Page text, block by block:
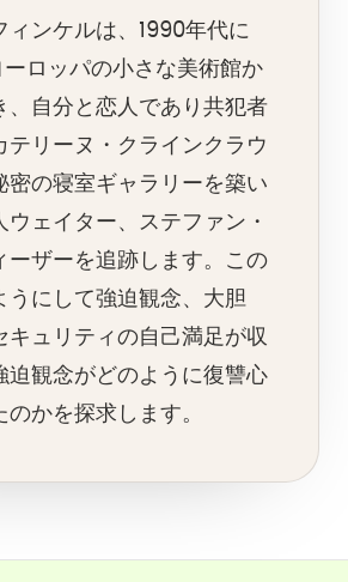
ィンケルは、1990年代に
ロッパの小さな美術館か
、自分と恋人であり共犯者
テリーヌ・クラインクラウ
密の寝室ギャラリーを築い
ウェイター、ステファン・
ーザーを追跡します。この
うにして強迫観念、大胆
キュリティの自己満足が収
迫観念がどのように復讐心
かを探求します。